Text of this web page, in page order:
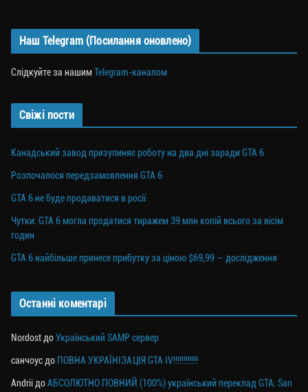
Наш Telegram (Посилання оновлено)
Слідкуйте за нашимTelegram-каналом
Свіжі пости
Канадський завод призупиняє роботу на два дні заради GTA 6
Розпочалося передзамовлення GTA 6
GTA 6 не буде продаватися в росії
Чутки: GTA 6 могла продатися тиражем 39 млн копій всього за вісім
годин
GTA 6 найбільше принесе прибутку за ціною $69,99 — дослідження
Останні коментарі
Nordost доУкраїнський SAMP сервер
санчоус до ПОВНА УКРАЇНІЗАЦІЯ GTA IV!!!!!!!!!!!!
Andrii доАБСОЛЮТНО ПОВНИЙ (100%) український переклад GTA: San